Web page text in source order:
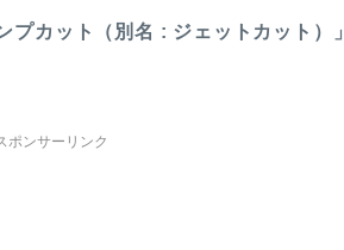
プカット（別名 : ジェットカット）」
ポンサーリンク